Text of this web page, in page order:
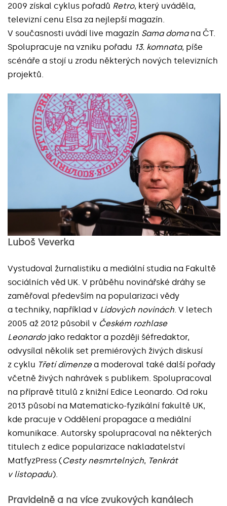
2009 získal cyklus pořadů Retro, který uváděla,
televizní cenu Elsa za nejlepší magazín.
V současnosti uvádí live magazín Sama domana ČT.
Spolupracuje na vzniku pořadu 13. komnata, píše
scénáře a stojí u zrodu některých nových televizních
projektů.
Luboš Veverka
Vystudoval žurnalistiku a mediální studia na Fakultě
sociálních věd UK. V průběhu novinářské dráhy se
zaměřoval především na popularizaci vědy
a techniky, například v Lidových novinách. V letech
2005 až 2012 působil v Českém rozhlase
Leonardojako redaktor a později šéfredaktor,
odvysílal několik set premiérových živých diskusí
z cyklu Třetí dimenzea moderoval také další pořady
včetně živých nahrávek s publikem. Spolupracoval
na přípravě titulů z knižní Edice Leonardo. Od roku
2013 působí na Matematicko-fyzikální fakultě UK,
kde pracuje v Oddělení propagace a mediální
komunikace. Autorsky spolupracoval na některých
titulech z edice popularizace nakladatelství
MatfyzPress (Cesty nesmrtelných, Tenkrát
v listopadu).
Pravidelně a na více zvukových kanálech